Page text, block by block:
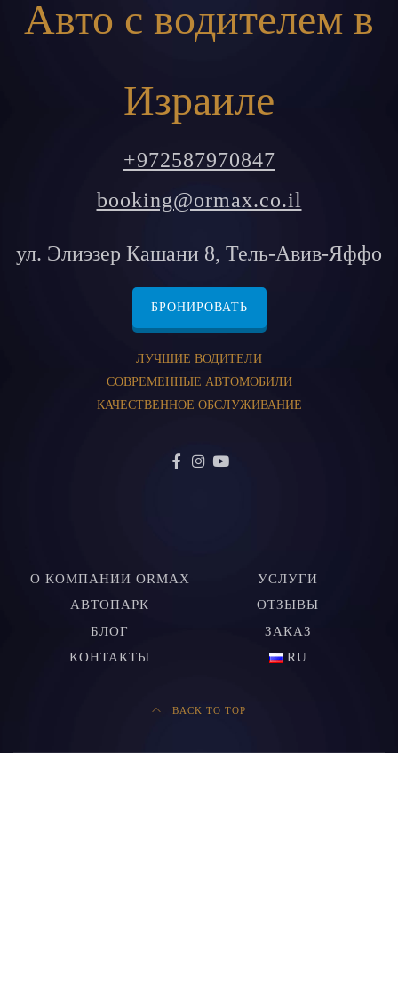
Авто с водителем в
Израиле
+972587970847
booking@ormax.co.il
ул. Элиэзер Кашани 8, Тель-Авив-Яффо
БРОНИРОВАТЬ
ЛУЧШИЕ ВОДИТЕЛИ
СОВРЕМЕННЫЕ АВТОМОБИЛИ
КАЧЕСТВЕННОЕ ОБСЛУЖИВАНИЕ
О КОМПАНИИ ORMAX
УСЛУГИ
АВТОПАРК
ОТЗЫВЫ
БЛОГ
ЗАКАЗ
КОНТАКТЫ
RU
BACK TO TOP